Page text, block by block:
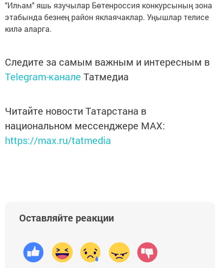
"Илһам" яшь язучылар Бөтенроссия конкурсының зона
этабында безнең район яклаячаклар. Уңышлар телисе
килә аларга.
Следите за самым важным и интересным в
Telegram-канале Татмедиа
Читайте новости Татарстана в
национальном мессенджере MАХ:
https://max.ru/tatmedia
Оставляйте реакции